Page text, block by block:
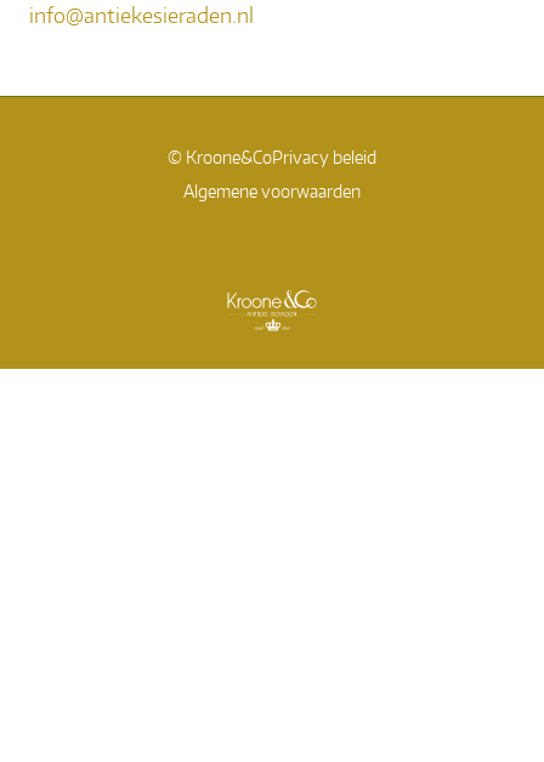
info@antiekesieraden.nl
© Kroone&CoPrivacy beleid
Algemene voorwaarden